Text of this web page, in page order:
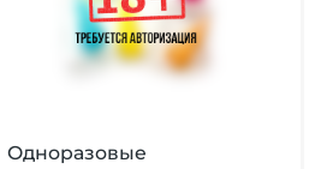
Одноразовые